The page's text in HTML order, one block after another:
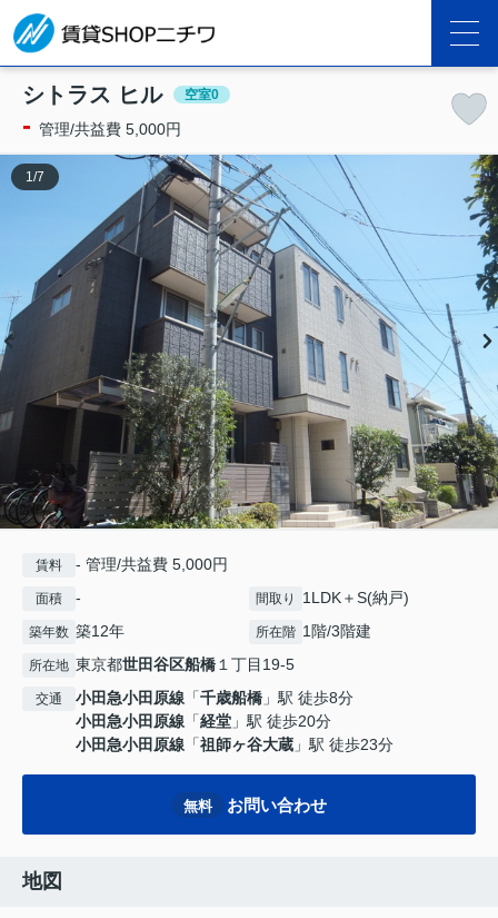
シトラス ヒル 空室0
- 管理/共益費 5,000円
1 /7
賃料 - 管理/共益費 5,000円
面積 - 間取り 1LDK＋S(納戸)
築年数 築12年 所在階 1階/3階建
所在地 東京都世田谷区船橋 １丁目19-5
交通 小田急小田原線 「千歳船橋 」駅 徒歩8分
小田急小田原線 「経堂 」駅 徒歩20分
小田急小田原線 「祖師ヶ谷大蔵 」駅 徒歩23分
無料 お問い合わせ
地図